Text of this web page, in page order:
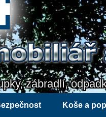
zábradlí,
Koše a